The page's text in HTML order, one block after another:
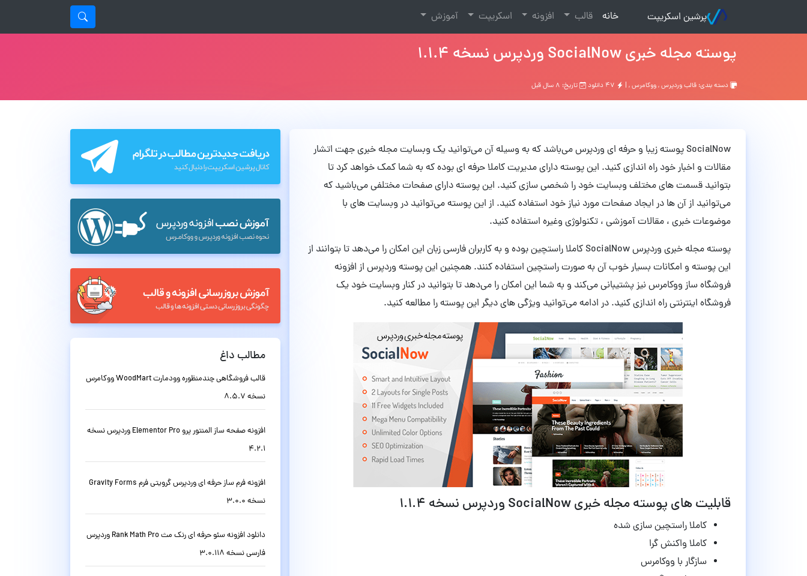
پرشین اسکریپت خانه
(current) قالب افزونه اسکریپت آموزش
پوسته مجله خبری SocialNow وردپرس نسخه 1.1.4
دسته بندی: قالب وردپرس,ووکامرس, | تاریخ: ۸ سال قبل
SocialNow پوسته زیبا و حرفه ای وردپرس می‌باشد که به وسیله آن می‌توانید یک وبسایت مجله خبری جهت اتشار
مقالات و اخبار خود راه اندازی کنید. این پوسته دارای مدیریت کاملا حرفه ای بوده که به شما کمک خواهد کرد تا
بتوانید قسمت های مختلف وبسایت خود را شخصی سازی کنید. این پوسته دارای صفحات مختلفی می‌باشید که
می‌توانید از آن ها در ایجاد صفحات مورد نیاز خود استفاده کنید. از این پوسته می‌توانید در وبسایت های با
موضوعات خبری ، مقالات آموزشی ، تکنولوژی وغیره استفاده کنید.
پوسته مجله خبری وردپرس SocialNow کاملا راستچین بوده و به کاربران فارسی زبان این امکان را می‌دهد تا بتوانند از
این پوسته و امکانات بسیار خوب آن به صورت راستچین استفاده کنند. همچنین این پوسته وردپرس از افزونه
فروشگاه ساز ووکامرس نیز پشتیبانی می‌کند و به شما این امکان را می‌دهد تا بتوانید در کنار وبسایت خود یک
فروشگاه اینترنتی راه اندازی کنید. در ادامه می‌توانید ویژگی های دیگر این پوسته را مطالعه کنید.
قابلیت های پوسته مجله خبری SocialNow وردپرس نسخه 1.1.4
کاملا راستچین سازی شده
کاملا واکنش گرا
سازگار با ووکامرس
مطالب داغ
قالب فروشگاهی چندمنظوره وودمارت WoodMart ووکامرس
نسخه 8.5.7
افزونه صفحه ساز المنتور پرو Elementor Pro وردپرس نسخه
4.2.1
افزونه فرم ساز حرفه ای وردپرس گرویتی فرم Gravity Forms
نسخه 3.0.0
دانلود افزونه سئو حرفه ای رنک مث Rank Math Pro وردپرس
فارسی نسخه 3.0.118